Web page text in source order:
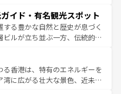
ほしい。 なお、新着の韓国情報はコンテンツ一
く。ハノイの古い町並みやホ
代の建物も、独特の雰囲気を
エティの豊かさとおいしさで
ベトナムコーヒーなどは、ぜ
地域を訪れてもあたたかい人々
、きっと忘れられない旅にな
イド・有名観光スポット
る豊かな自然と歴史が息づく
ルが立ち並ぶ一方、伝統的な
ではチェンマイなどの山岳地
ではプーケットやクラビの美し
しむことができる。タイ料理
る香港は、特有のエネルギーを
に広がる壮大な景色、近未来